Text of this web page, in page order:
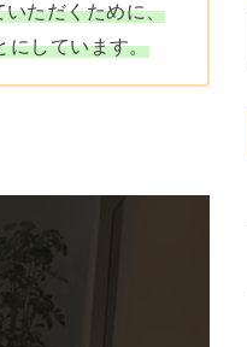
いただくために、
にしています。